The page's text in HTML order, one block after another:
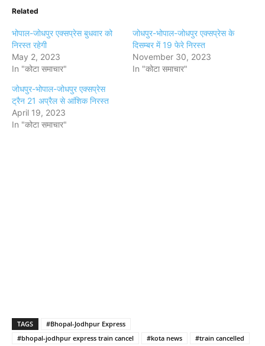
Related
भोपाल-जोधपुर एक्सप्रेस बुधवार को
निरस्त रहेगी
May 2, 2023
In "कोटा समाचार"
जोधपुर-भोपाल-जोधपुर एक्सप्रेस के
दिसम्बर में 19 फेरे निरस्त
November 30, 2023
In "कोटा समाचार"
जोधपुर-भोपाल-जोधपुर एक्सप्रेस
ट्रैन 21 अप्रैल से आंशिक निरस्त
April 19, 2023
In "कोटा समाचार"
TAGS
#Bhopal-Jodhpur Express
#bhopal-jodhpur express train cancel
#kota news #train cancelled